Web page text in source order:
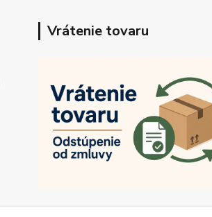
Vrátenie tovaru